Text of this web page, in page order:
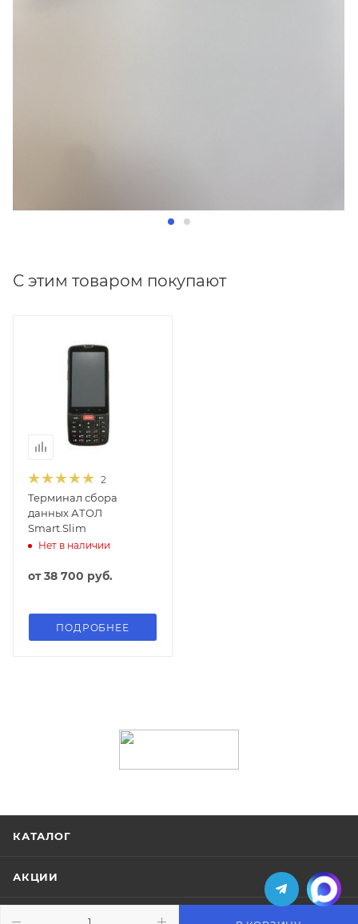
С этим товаром покупают
2
Терминал сбора
данных АТОЛ
Smart.Slim
Нет в наличии
от38 700 руб.
ПОДРОБНЕЕ
КАТАЛОГ
АКЦИИ